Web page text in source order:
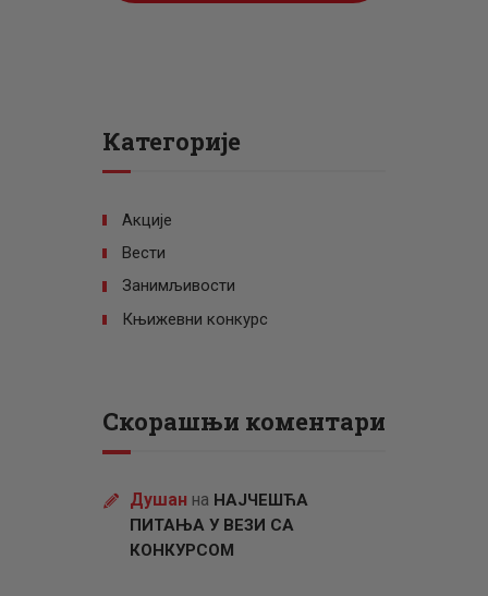
Категорије
Акције
Вести
Занимљивости
Књижевни конкурс
Скорашњи коментари
Душан на НАЈЧЕШЋА
ПИТАЊА У ВЕЗИ СА
КОНКУРСОМ